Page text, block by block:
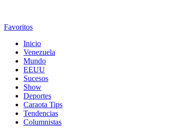
Favoritos
Inicio
Venezuela
Mundo
EEUU
Sucesos
Show
Deportes
Caraota Tips
Tendencias
Columnistas